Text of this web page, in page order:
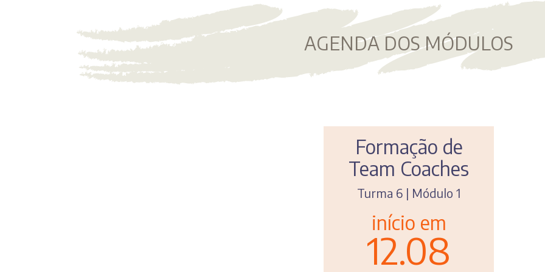
AGENDA DOS MÓDULOS
Formação de
Team Coaches
Turma 6 | Módulo 1
início em
12.08